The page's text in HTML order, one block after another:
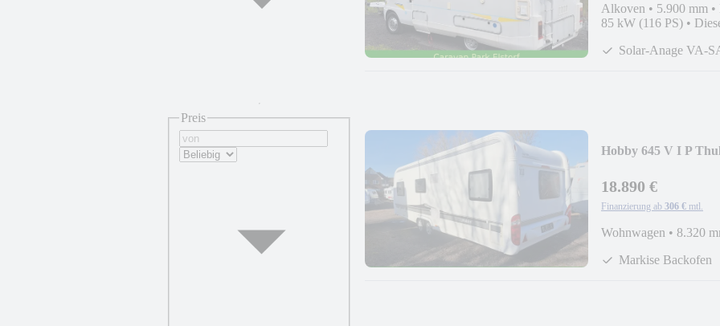
Preis
Alkoven • 5.900 mm •
85 kW (116 PS) •
Solar-Anage VA-
Hobby 645 V I P
18.890 €
Finanzierung ab 306 € mtl.
Wohnwagen • 8.320
Markise Backofen